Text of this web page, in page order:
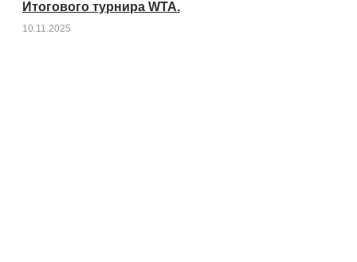
Итогового турнира WTA.
10.11.2025